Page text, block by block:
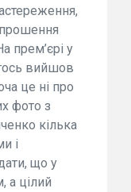
прем’єрі у
вийшов
це ні про
фото з
кілька
і
що у
а цілий